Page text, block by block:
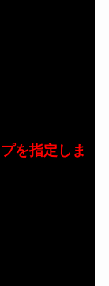
を指定しま